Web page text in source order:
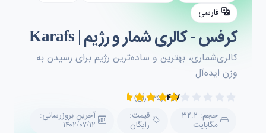
فارسی
کرفس - کالری شمار و رژیم | Karafs
کالری‌‌شماری، بهترین و ساده‌ترین رژیم برای رسیدن به
وزن ایده‌آل
۴.۷ (۲۳۵ رأی)
حجم: ۳۲.۲
مگابایت
قیمت:
رایگان
آخرین بروزرسانی:
۱۴۰۲/۰۷/۱۲